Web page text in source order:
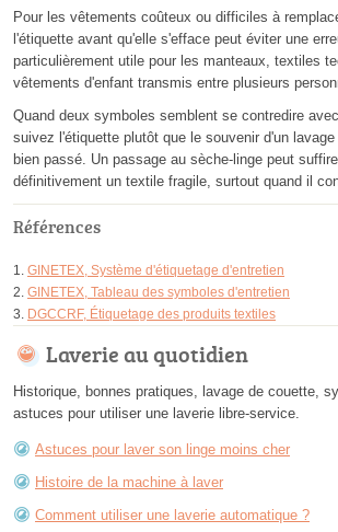
Pour les vêtements coûteux ou difficiles à
l'étiquette avant qu'elle s'efface peut éviter une
particulièrement utile pour les manteaux, textiles
vêtements d'enfant transmis entre plusieurs
Quand deux symboles semblent se contredire
suivez l'étiquette plutôt que le souvenir d'un
bien passé. Un passage au sèche-linge peut
définitivement un textile fragile, surtout quand il
Références
GINETEX, Système d'étiquetage d'entretien
GINETEX, Tableau des symboles d'entretien
DGCCRF, Étiquetage des produits textiles
Laverie au quotidien
Historique, bonnes pratiques, lavage de couette,
astuces pour utiliser une laverie libre-service.
Astuces pour laver son linge moins cher
Histoire de la machine à laver
Comment utiliser une laverie automatique ?